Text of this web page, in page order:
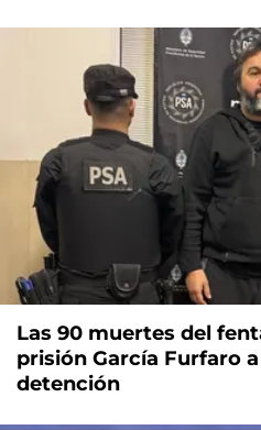
Las 90 muertes del
prisión García Furfaro
detención